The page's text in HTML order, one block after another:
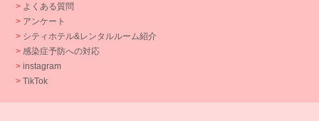
> よくある質問
> アンケート
> シティホテル&レンタルルーム紹介
> 感染症予防への対応
> instagram
> TikTok